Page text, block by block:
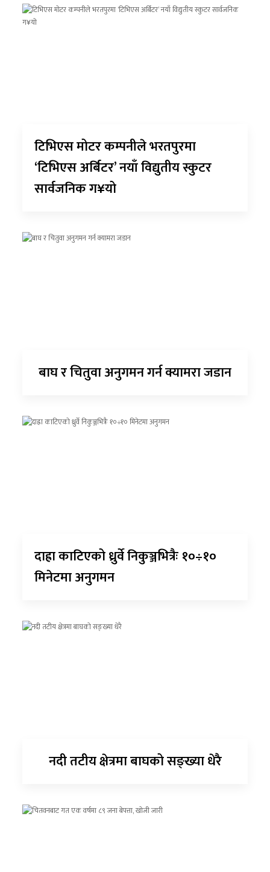
टिभिएस मोटर कम्पनीले भरतपुरमा
‘टिभिएस अर्बिटर’ नयाँ विद्युतीय स्कुटर
सार्वजनिक ग¥यो
बाघ र चितुवा अनुगमन गर्न क्यामरा जडान
दाह्रा काटिएको ध्रुर्वे निकुञ्जभित्रैः १०÷१०
मिनेटमा अनुगमन
नदी तटीय क्षेत्रमा बाघको सङ्ख्या धेरै